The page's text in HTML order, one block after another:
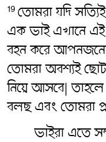
19 তোমরা যদি
এক ভাই এখানে এই
বহন করে আপনজনের
তোমরা অবশ্যই
নিয়ে আসবে|
বলছ এবং তোমরা
ভাইরা এতে